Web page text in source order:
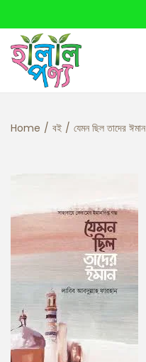
Home / বই / যেমন ছিল তাদের ঈমান